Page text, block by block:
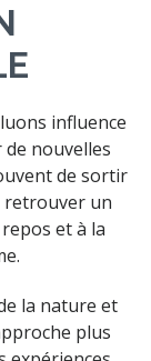
influence
nouvelles
de sortir
retrouver un
et à la
la nature et
plus